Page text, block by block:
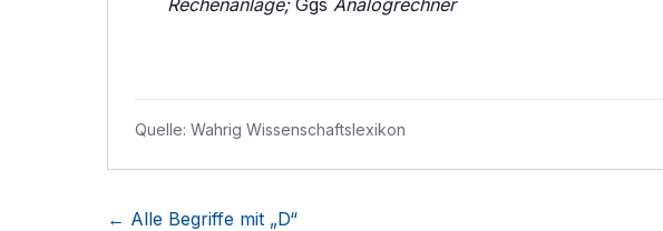
Rechenanlage;Ggs Analogrechner
Quelle: Wahrig Wissenschaftslexikon
← Alle Begriffe mit „D“